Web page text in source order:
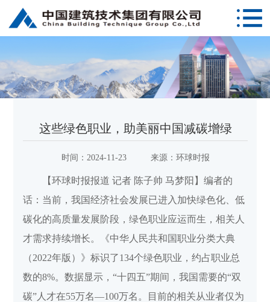
这些绿色职业，助美丽中国减碳增绿
时间： 2024-11-23 来源： 环球时报
【环球时报报道 记者 陈子帅 马梦阳】编者的
话：当前，我国经济社会发展已进入加快绿色化、低
碳化的高质量发展阶段，绿色职业应运而生，相关人
才需求持续增长。《中华人民共和国职业分类大典
（2022年版）》标识了134个绿色职业，约占职业总
数的8%。数据显示，“十四五”期间，我国需要的“双
碳”人才在55万名—100万名。目前的相关从业者仅为